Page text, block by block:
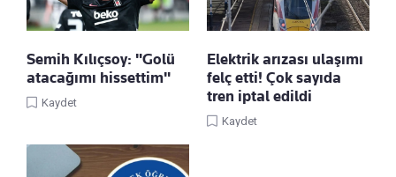
Semih Kılıçsoy: "Golü
atacağımı hissettim"
Kaydet
Elektrik arızası ulaşımı
felç etti! Çok sayıda
tren iptal edildi
Kaydet